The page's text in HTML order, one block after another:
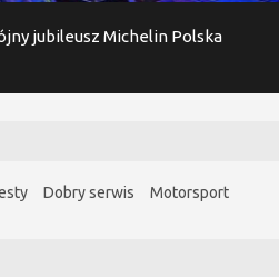
jubileusz Michelin Polska
Dobry serwis
Motorsport